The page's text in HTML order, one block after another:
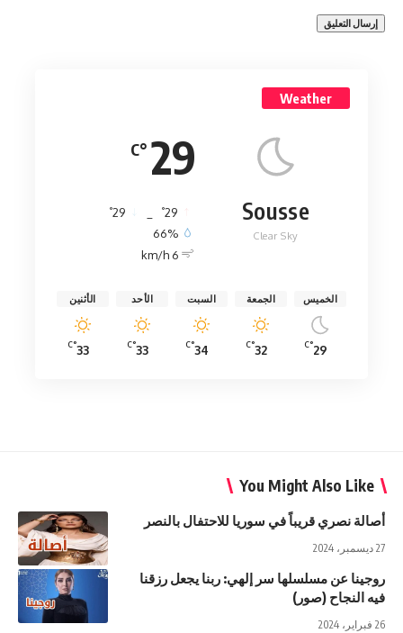
Weather
29
°C
Sousse
Clear Sky
29
°
29
°
66%
6 km/h
الخميس
29
°C
الجمعة
32
°C
السبت
34
°C
الأحد
33
°C
الأثنين
33
°C
You Might Also Like
أصالة نصري قريباً في سوريا للاحتفال بالنصر
27 ديسمبر، 2024
روجينا عن مسلسلها سر إلهي: ربنا يجعل رزقنا
فيه النجاح (صور)
26 فبراير، 2024